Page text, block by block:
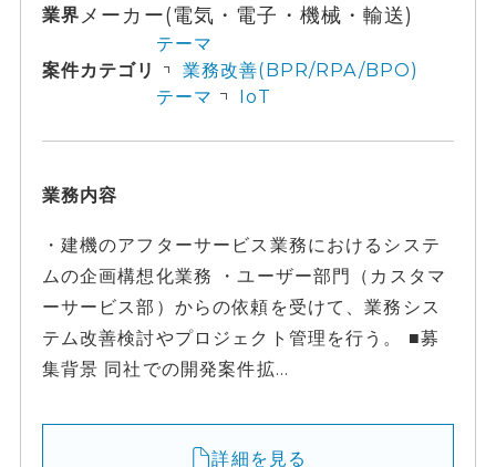
業界メーカー(電気・電子・機械・輸送)
案件カテゴリ
テーマ
業務改善(BPR/RPA/BPO)
テーマ
IoT
業務内容
・建機のアフターサービス業務におけるシステ
ムの企画構想化業務 ・ユーザー部門（カスタマ
ーサービス部）からの依頼を受けて、業務シス
テム改善検討やプロジェクト管理を行う。 ■募
集背景 同社での開発案件拡...
詳細を見る